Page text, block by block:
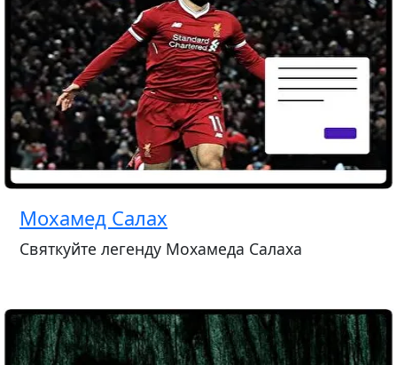
Мохамед Салах
Святкуйте легенду Мохамеда Салаха